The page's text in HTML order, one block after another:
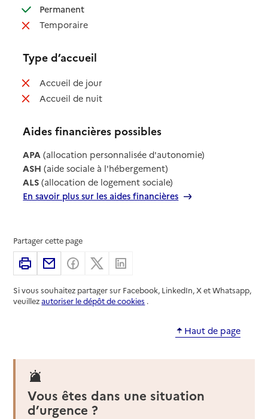
Permanent: disponible
Temporaire: non disponible
Type d’accueil
Accueil de jour: non disponible
Accueil de nuit: non disponible
Aides financières possibles
APA (allocation personnalisée d'autonomie)
ASH (aide sociale à l'hébergement)
ALS (allocation de logement sociale)
En savoir plus sur les aides financières
Partager cette page
ImprimerPartager par email
Partager sur Facebook
Partager sur X
Si vous souhaitez partager sur Facebook, LinkedIn, X et Whatsapp,
veuillezautoriser le dépôt de cookies .
Haut de page
Vous êtes dans une situation
d’urgence ?